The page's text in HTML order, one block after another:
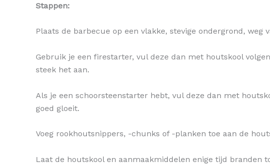
Stappen:
Plaats de barbecue op een vlakke, stevige ondergrond,
Gebruik je een firestarter, vul deze dan met houtskool
steek het aan.
Als je een schoorsteenstarter hebt, vul deze dan met
goed gloeit.
Voeg rookhoutsnippers, -chunks of -planken toe aan de
Laat de houtskool en aanmaakmiddelen enige tijd branden